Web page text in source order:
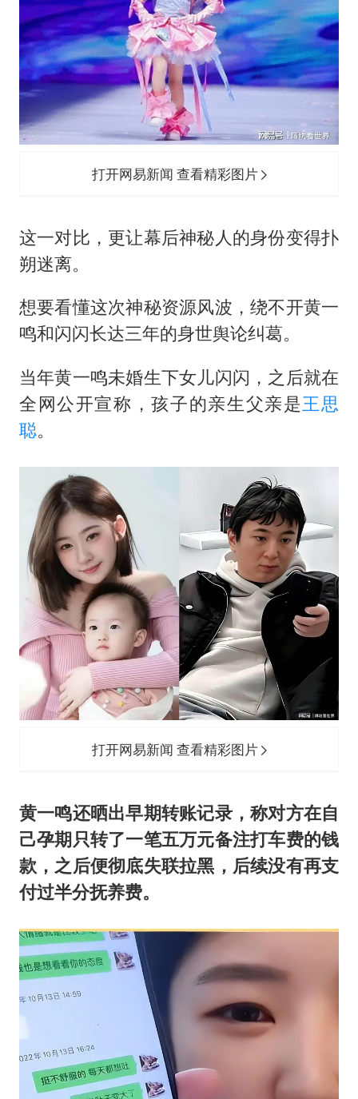
打开网易新闻 查看精彩图片
这一对比，更让幕后神秘人的身份变得扑
朔迷离。
想要看懂这次神秘资源风波，绕不开黄一
鸣和闪闪长达三年的身世舆论纠葛。
当年黄一鸣未婚生下女儿闪闪，之后就在
全网公开宣称，孩子的亲生父亲是王思
聪。
打开网易新闻 查看精彩图片
黄一鸣还晒出早期转账记录，称对方在自
己孕期只转了一笔五万元备注打车费的钱
款，之后便彻底失联拉黑，后续没有再支
付过半分抚养费。